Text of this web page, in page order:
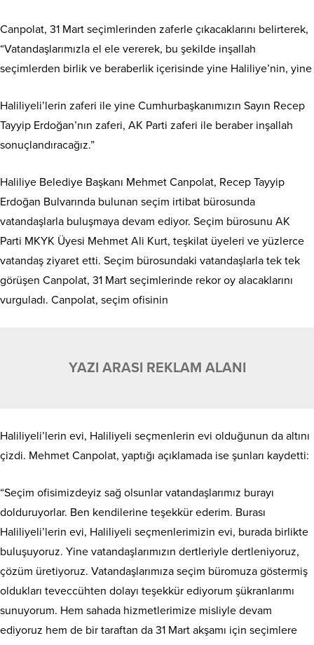
Canpolat, 31 Mart seçimlerinden zaferle çıkacaklarını belirterek,
“Vatandaşlarımızla el ele vererek, bu şekilde inşallah
seçimlerden birlik ve beraberlik içerisinde yine Haliliye’nin, yine
Haliliyeli’lerin zaferi ile yine Cumhurbaşkanımızın Sayın Recep
Tayyip Erdoğan’nın zaferi, AK Parti zaferi ile beraber inşallah
sonuçlandıracağız.”
Haliliye Belediye Başkanı Mehmet Canpolat, Recep Tayyip
Erdoğan Bulvarında bulunan seçim irtibat bürosunda
vatandaşlarla buluşmaya devam ediyor. Seçim bürosunu AK
Parti MKYK Üyesi Mehmet Ali Kurt, teşkilat üyeleri ve yüzlerce
vatandaş ziyaret etti. Seçim bürosundaki vatandaşlarla tek tek
görüşen Canpolat, 31 Mart seçimlerinde rekor oy alacaklarını
vurguladı. Canpolat, seçim ofisinin
YAZI ARASI REKLAM ALANI
Haliliyeli’lerin evi, Haliliyeli seçmenlerin evi olduğunun da altını
çizdi. Mehmet Canpolat, yaptığı açıklamada ise şunları kaydetti:
“Seçim ofisimizdeyiz sağ olsunlar vatandaşlarımız burayı
dolduruyorlar. Ben kendilerine teşekkür ederim. Burası
Haliliyeli’lerin evi, Haliliyeli seçmenlerimizin evi, burada birlikte
buluşuyoruz. Yine vatandaşlarımızın dertleriyle dertleniyoruz,
çözüm üretiyoruz. Vatandaşlarımıza seçim büromuza göstermiş
oldukları teveccühten dolayı teşekkür ediyorum şükranlarımı
sunuyorum. Hem sahada hizmetlerimize misliyle devam
ediyoruz hem de bir taraftan da 31 Mart akşamı için seçimlere